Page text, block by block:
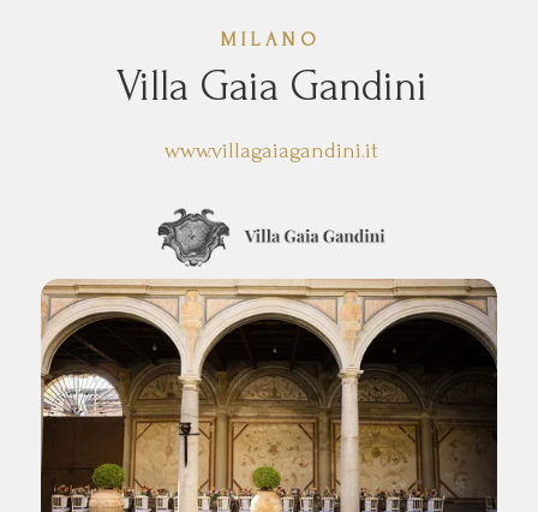
MILANO
Villa Gaia Gandini
www.villagaiagandini.it